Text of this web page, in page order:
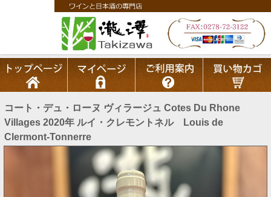
コート・デュ・ローヌ ヴィラージュ Cotes Du Rhone
Villages 2020年 ルイ・クレモントネル Louis de
Clermont-Tonnerre